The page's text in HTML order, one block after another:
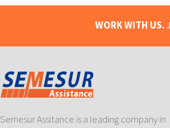
WORK WITH US.
Semesur Assitance is a leading company in